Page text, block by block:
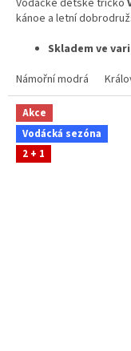
Vodácké dětské tričko
kánoe a letní
Skladem ve
Námořní modrá
Akce
Vodácká sezóna
2 + 1